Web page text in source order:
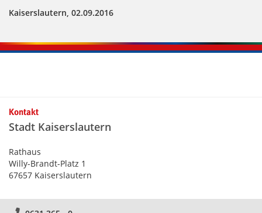
Kaiserslautern, 02.09.2016
Kontakt
Stadt Kaiserslautern
Rathaus
Willy-Brandt-Platz 1
67657 Kaiserslautern